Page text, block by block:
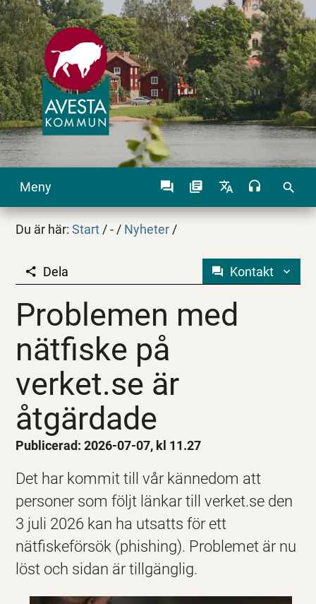
Meny search
Du är här:Start /- / Nyheter /
Problemen med
Dela Kontakt
Problemen med
nätfiske på
verket.se är
åtgärdade
Publicerad: 2026-07-07, kl 11.27
Det har kommit till vår kännedom att
personer som följt länkar till verket.se den
3 juli 2026 kan ha utsatts för ett
nätfiskeförsök (phishing). Problemet är nu
löst och sidan är tillgänglig.